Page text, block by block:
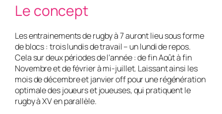
Le concept
Les entrainements de rugby à 7 auront lieu sous forme
de blocs : trois lundis de travail – un lundi de repos.
Cela sur deux périodes de l’année : de fin Août à fin
Novembre et de février à mi-juillet. Laissant ainsi les
mois de décembre et janvier off pour une régénération
optimale des joueurs et joueuses, qui pratiquent le
rugby à XV en parallèle.